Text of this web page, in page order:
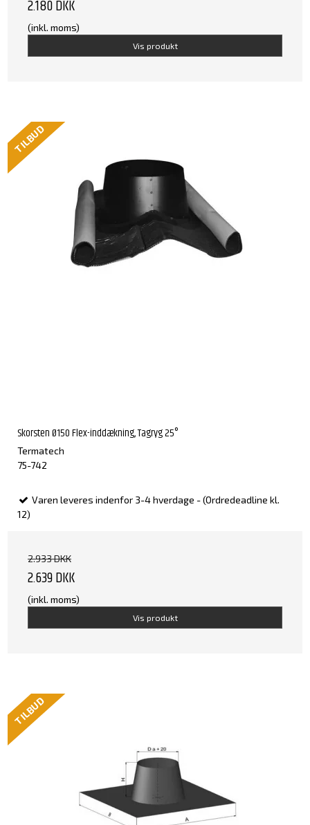
2.180 DKK
(inkl. moms)
Vis produkt
TILBUD
Skorsten Ø150 Flex-inddækning, Tagryg 25°
Termatech
75-742
Varen leveres indenfor 3-4 hverdage - (Ordredeadline kl.
12)
2.933 DKK
2.639 DKK
(inkl. moms)
Vis produkt
TILBUD